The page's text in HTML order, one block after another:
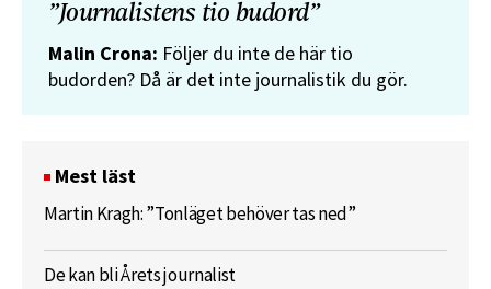
”Journalistens tio budord”
Malin Crona: Följer du inte de här tio
budorden? Då är det inte journalistik du gör.
Mest läst
Martin Kragh: ”Tonläget behöver tas ned”
De kan bli Årets journalist